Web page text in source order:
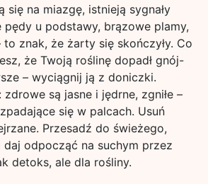
się na miazgę, istnieją sygnały
pędy u podstawy, brązowe plamy,
znak, że żarty się skończyły. Co
że Twoją roślinę dopadł gnój-
– wyciągnij ją z doniczki.
są jasne i jędrne, zgniłe –
się w palcach. Usuń
Przesadź do świeżego,
daj odpocząć na suchym przez
detoks, ale dla rośliny.